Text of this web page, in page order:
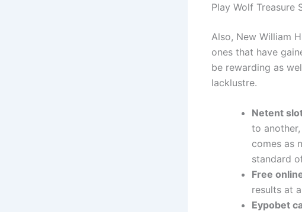
Play Wolf Treasure
Also, New William
ones that have
be rewarding as
lacklustre.
Netent
to
comes as
standard
Free
results at
Eypobet